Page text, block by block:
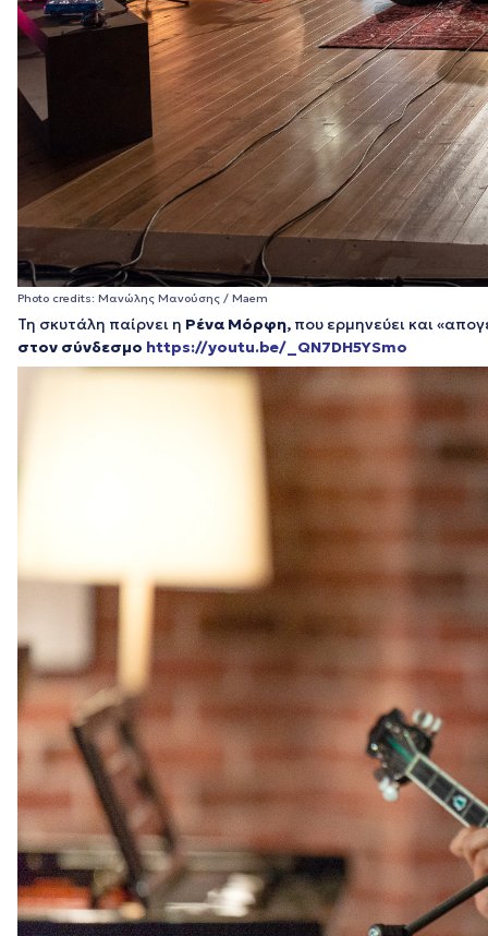
Photo credits: Μανώλης Μανούσης / Maem
Τη σκυτάλη παίρνει η Ρένα Μόρφη, που ερμηνεύει και
στον σύνδεσμο https://youtu.be/_QN7DH5YSmo